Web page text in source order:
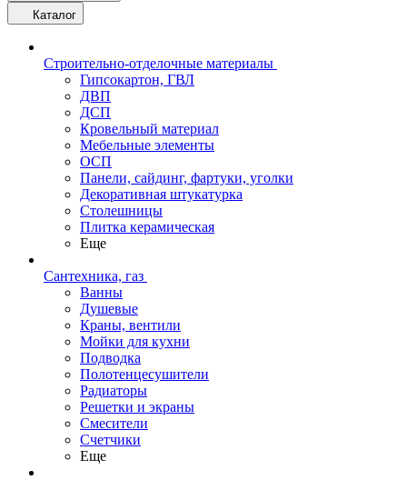
Каталог
Строительно-отделочные материалы
Гипсокартон, ГВЛ
ДВП
ДСП
Кровельный материал
Мебельные элементы
ОСП
Панели, сайдинг, фартуки, уголки
Декоративная штукатурка
Столешницы
Плитка керамическая
Еще
Сантехника, газ
Ванны
Душевые
Краны, вентили
Мойки для кухни
Подводка
Полотенцесушители
Радиаторы
Решетки и экраны
Смесители
Счетчики
Еще